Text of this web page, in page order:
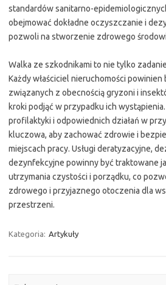
standardów sanitarno-
obejmować dokładne oczyszczanie i
pozwoli na stworzenie zdrowego
Walka ze szkodnikami to nie tylko
Każdy właściciel nieruchomości
związanych z obecnością gryzoni i
kroki podjąć w przypadku ich
profilaktyki i odpowiednich działań w
kluczowa, aby zachować zdrowie i
miejscach pracy. Usługi deratyzacyjne,
dezynfekcyjne powinny być traktowane
utrzymania czystości i porządku, co
zdrowego i przyjaznego otoczenia dla
przestrzeni.
Kategoria: Artykuły